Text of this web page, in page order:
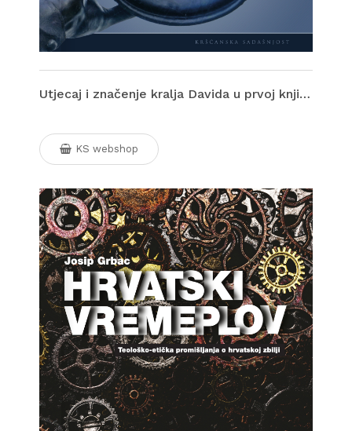
Utjecaj i značenje kralja Davida u prvoj knjizi Ljetopisa
KS webshop